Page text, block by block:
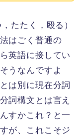
たたく，殴る）
はごく普通の
英語に接してい
うなんですよ
は別に現在分詞
詞構文とは言え
すかこれ？と一
が、これこそジ